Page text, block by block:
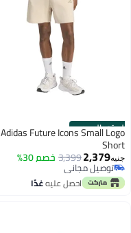
الستور الرسمي
Adidas Future Icons Small Logo
Short
جنيه2,379
3,399خصم 30%
توصيل مجاني
توصيل مجانياحصل عليهغدًا